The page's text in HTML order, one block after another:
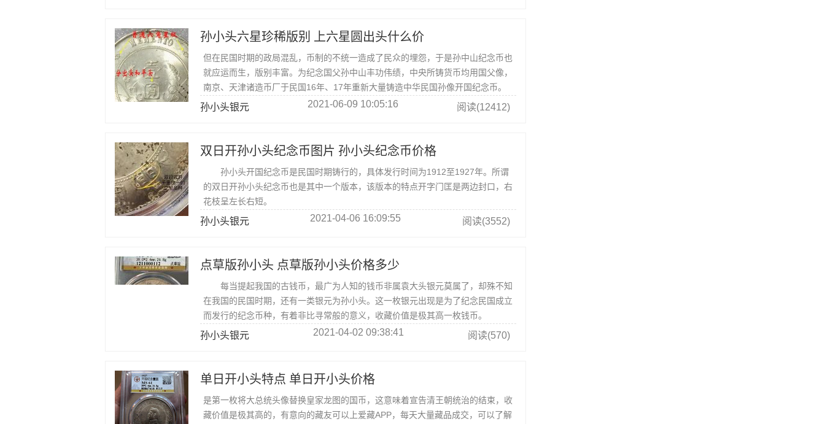
孙小头六星珍稀版别 上六星圆出头什么价
但在民国时期的政局混乱，币制的不统一造成了民众的埋怨，于是孙中山纪念币也
就应运而生，版别丰富。为纪念国父孙中山丰功伟绩，中央所铸货币均用国父像，
南京、天津诸造币厂于民国16年、17年重新大量铸造中华民国孙像开国纪念币。
孙小头银元 2021-06-09 10:05:16 阅读(12412)
双日开孙小头纪念币图片 孙小头纪念币价格
孙小头开国纪念币是民国时期铸行的，具体发行时间为1912至1927年。所谓
的双日开孙小头纪念币也是其中一个版本，该版本的特点开字门匡是两边封口，右
花枝呈左长右短。
孙小头银元 2021-04-06 16:09:55 阅读(3552)
点草版孙小头 点草版孙小头价格多少
每当提起我国的古钱币，最广为人知的钱币非属袁大头银元莫属了，却殊不知
在我国的民国时期，还有一类银元为孙小头。这一枚银元出现是为了纪念民国成立
而发行的纪念币种，有着非比寻常般的意义，收藏价值是极其高一枚钱币。
孙小头银元 2021-04-02 09:38:41 阅读(570)
单日开小头特点 单日开小头价格
是第一枚将大总统头像替换皇家龙图的国币，这意味着宣告清王朝统治的结束，收
藏价值是极其高的，有意向的藏友可以上爱藏APP，每天大量藏品成交，可以了解